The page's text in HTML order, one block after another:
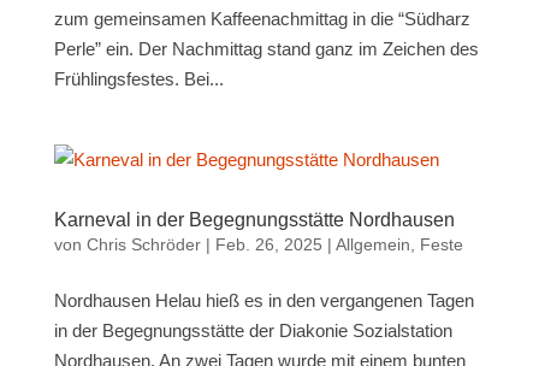
zum gemeinsamen Kaffeenachmittag in die “Südharz
Perle” ein. Der Nachmittag stand ganz im Zeichen des
Frühlingsfestes. Bei...
Karneval in der Begegnungsstätte Nordhausen
von Chris Schröder| Feb. 26, 2025 | Allgemein Feste
Nordhausen Helau hieß es in den vergangenen Tagen
in der Begegnungsstätte der Diakonie Sozialstation
Nordhausen. An zwei Tagen wurde mit einem bunten